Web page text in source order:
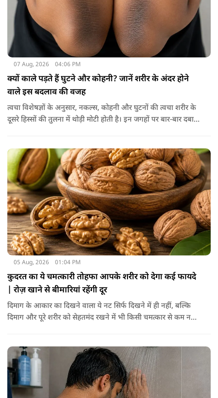
07 Aug, 2026 04:06 PM
क्यों काले पड़ते हैं घुटने और कोहनी? जानें शरीर के अंदर होने
वाले इस बदलाव की वजह
त्वचा विशेषज्ञों के अनुसार, नकल्स, कोहनी और घुटनों की त्वचा शरीर के
दूसरे हिस्सों की तुलना में थोड़ी मोटी होती है। इन जगहों पर बार-बार दबाव
05 Aug, 2026 01:04 PM
कुदरत का ये चमत्कारी तोहफा आपके शरीर को देगा कई फायदे
| रोज़ खाने से बीमारियां रहेंगी दूर
दिमाग के आकार का दिखने वाला ये नट सिर्फ दिखने में ही नहीं, बल्कि
दिमाग और पूरे शरीर को सेहतमंद रखने में भी किसी चमत्कार से कम नहीं
मिनरल्स जो सेहत के लिए वरदान साबित होते हैं। आइए विस्तार से जानते
हैं कि अखरोट खाना सेहत के लिए क्यों है ज़रूरी।